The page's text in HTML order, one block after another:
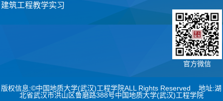
建筑工程教学实习
官方微信
版权信息:©中国地质大学(武汉)工程学院ALL Rights Reserved 地址:湖
北省武汉市洪山区鲁磨路388号中国地质大学(武汉)工程学院